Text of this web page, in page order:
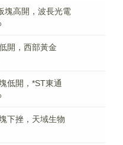
塊高開，波長光電
開，西部黃金
低開，*ST東通
下挫，天域生物